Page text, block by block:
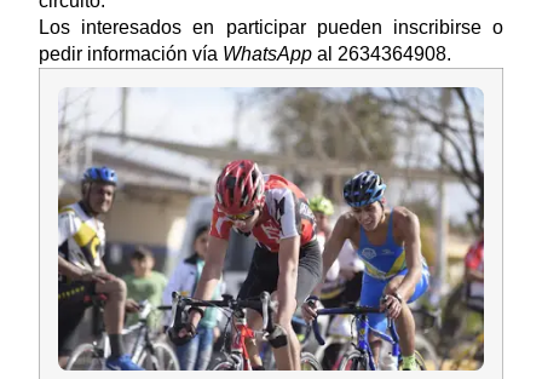
Los interesados en participar pueden inscribirse o
pedir información vía WhatsApp al 2634364908.